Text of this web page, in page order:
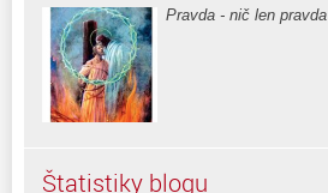
Pravda - nič len pravda
Štatistiky blogu